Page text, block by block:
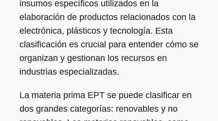
insumos específicos utilizados en la
elaboración de productos relacionados con la
electrónica, plásticos y tecnología. Esta
clasificación es crucial para entender cómo se
organizan y gestionan los recursos en
industrias especializadas.
La materia prima EPT se puede clasificar en
dos grandes categorías: renovables y no